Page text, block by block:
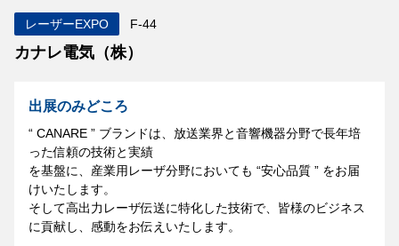
レーザーEXPO F-44
カナレ電気（株）
出展のみどころ
“ CANARE ” ブランドは、放送業界と音響機器分野で長年培
った信頼の技術と実績
を基盤に、産業用レーザ分野においても “安心品質 ” をお届
けいたします。
そして高出力レーザ伝送に特化した技術で、皆様のビジネス
に貢献し、感動をお伝えいたします。